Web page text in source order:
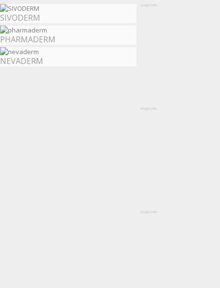
SIVODERM
PHARMADERM
NEVADERM
slogin.info
slogin.info
slogin.info